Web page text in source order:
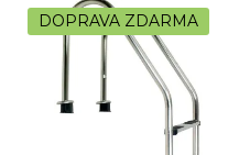
DOPRAVA ZDARMA